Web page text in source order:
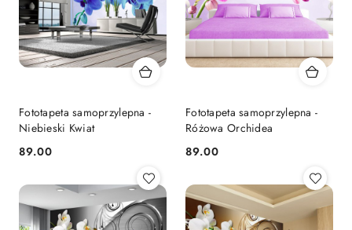
Fototapeta samoprzylepna -
Niebieski Kwiat
Cena:
89.00
Fototapeta samoprzylepna -
Różowa Orchidea
Cena:
89.00